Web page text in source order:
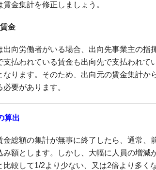
金集計を修正しましょう。
金
向労働者がいる場合、出向先事業主の指
支払われている賃金も出向先で支払われて
なります。そのため、出向元の賃金集計か
要があります。
算出
金総額の集計が無事に終了したら、通常、
み額とします。しかし、大幅に人員の増減
比較して1/2より少ない、又は2倍より多く